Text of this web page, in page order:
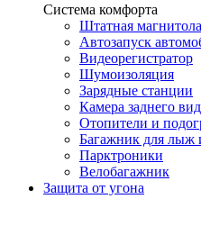
Система комфорта
Штатная магнитола
Автозапуск
Видеорегистратор
Шумоизоляция
Зарядные станции
Камера заднего
Отопители и
Багажник для лыж
Парктроники
Велобагажник
Защита от угона